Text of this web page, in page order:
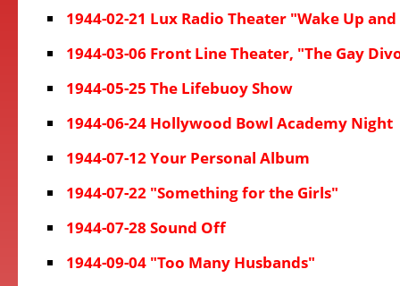
1944-02-21 Lux Radio Theater "Wake Up
1944-03-06 Front Line Theater, "The Gay
1944-05-25 The Lifebuoy Show
1944-06-24 Hollywood Bowl Academy Night
1944-07-12 Your Personal Album
1944-07-22 "Something for the Girls"
1944-07-28 Sound Off
1944-09-04 "Too Many Husbands"